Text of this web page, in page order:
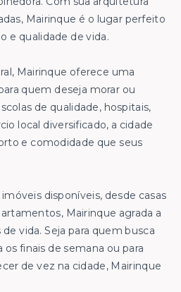
Mairinque é o lugar perfeito
e qualidade de vida.
Mairinque oferece uma
quem deseja morar ou
de qualidade, hospitais,
local diversificado, a cidade
e comodidade que seus
disponíveis, desde casas
Mairinque agrada a
vida. Seja para quem busca
finais de semana ou para
de vez na cidade, Mairinque